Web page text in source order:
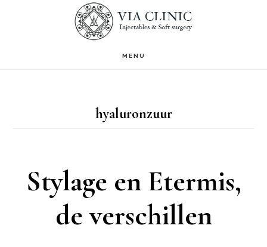
MENU
hyaluronzuur
Stylage en Etermis,
de verschillen